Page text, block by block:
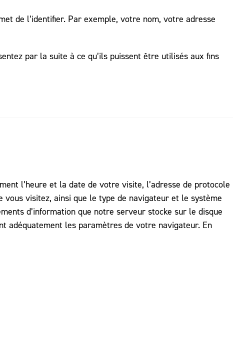
de l’identifier. Par exemple, votre nom, votre adresse
par la suite à ce qu’ils puissent être utilisés aux fins
l’heure et la date de votre visite, l’adresse de protocole
visitez, ainsi que le type de navigateur et le système
d’information que notre serveur stocke sur le disque
adéquatement les paramètres de votre navigateur. En